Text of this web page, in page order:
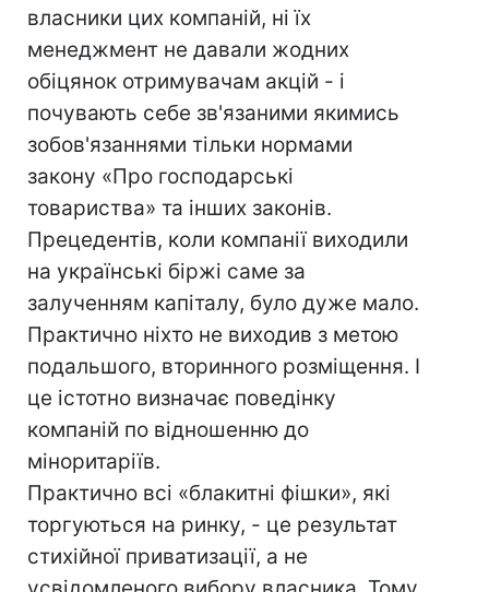
власники цих компаній, ні їх
менеджмент не давали жодних
обіцянок отримувачам акцій - і
почувають себе зв'язаними якимись
зобов'язаннями тільки нормами
закону «Про господарські
товариства» та інших законів.
Прецедентів, коли компанії виходили
на українські біржі саме за
залученням капіталу, було дуже мало.
Практично ніхто не виходив з метою
подальшого, вторинного розміщення. І
це істотно визначає поведінку
компаній по відношенню до
міноритаріїв.
Практично всі «блакитні фішки», які
торгуються на ринку, - це результат
стихійної приватизації, а не